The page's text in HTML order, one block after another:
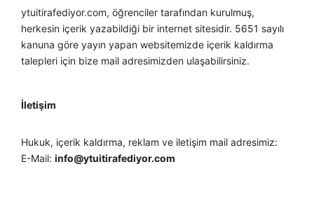
ytuitirafediyor.com, öğrenciler tarafından kurulmuş,
herkesin içerik yazabildiği bir internet sitesidir. 5651 sayılı
kanuna göre yayın yapan websitemizde içerik kaldırma
talepleri için bize mail adresimizden ulaşabilirsiniz.
İletişim
Hukuk, içerik kaldırma, reklam ve iletişim mail adresimiz:
E-Mail: info@ytuitirafediyor.com